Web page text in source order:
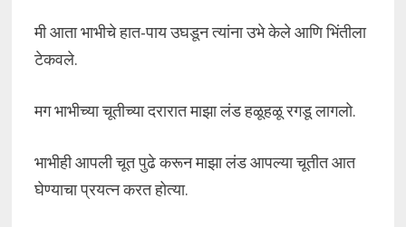
मी आता भाभीचे हात-पाय उघडून त्यांना उभे केले आणि भिंतीला
टेकवले.
मग भाभीच्या चूतीच्या दरारात माझा लंड हळूहळू रगडू लागलो.
भाभीही आपली चूत पुढे करून माझा लंड आपल्या चूतीत आत
घेण्याचा प्रयत्न करत होत्या.